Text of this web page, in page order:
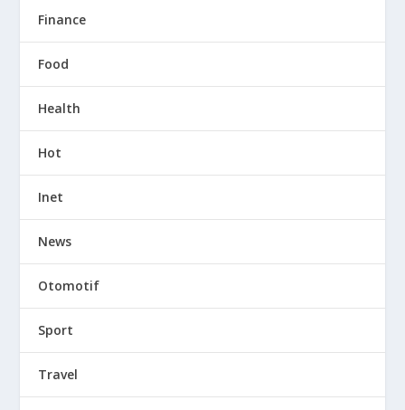
Finance
Food
Health
Hot
Inet
News
Otomotif
Sport
Travel